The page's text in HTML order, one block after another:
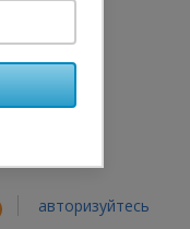
авторизуйтесь